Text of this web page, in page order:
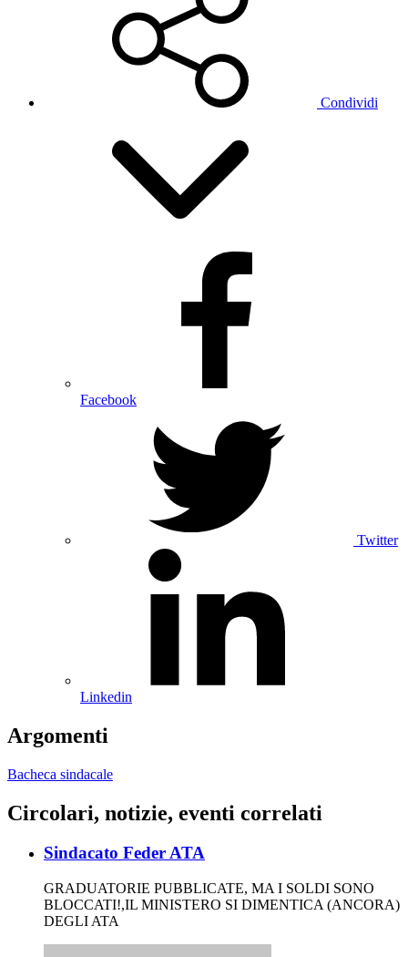
Condividi
Facebook
Twitter
Linkedin
Argomenti
Bacheca sindacale
Circolari, notizie, eventi correlati
Sindacato Feder ATA
GRADUATORIE PUBBLICATE, MA I SOLDI SONO
BLOCCATI!,IL MINISTERO SI DIMENTICA (ANCORA)
DEGLI ATA